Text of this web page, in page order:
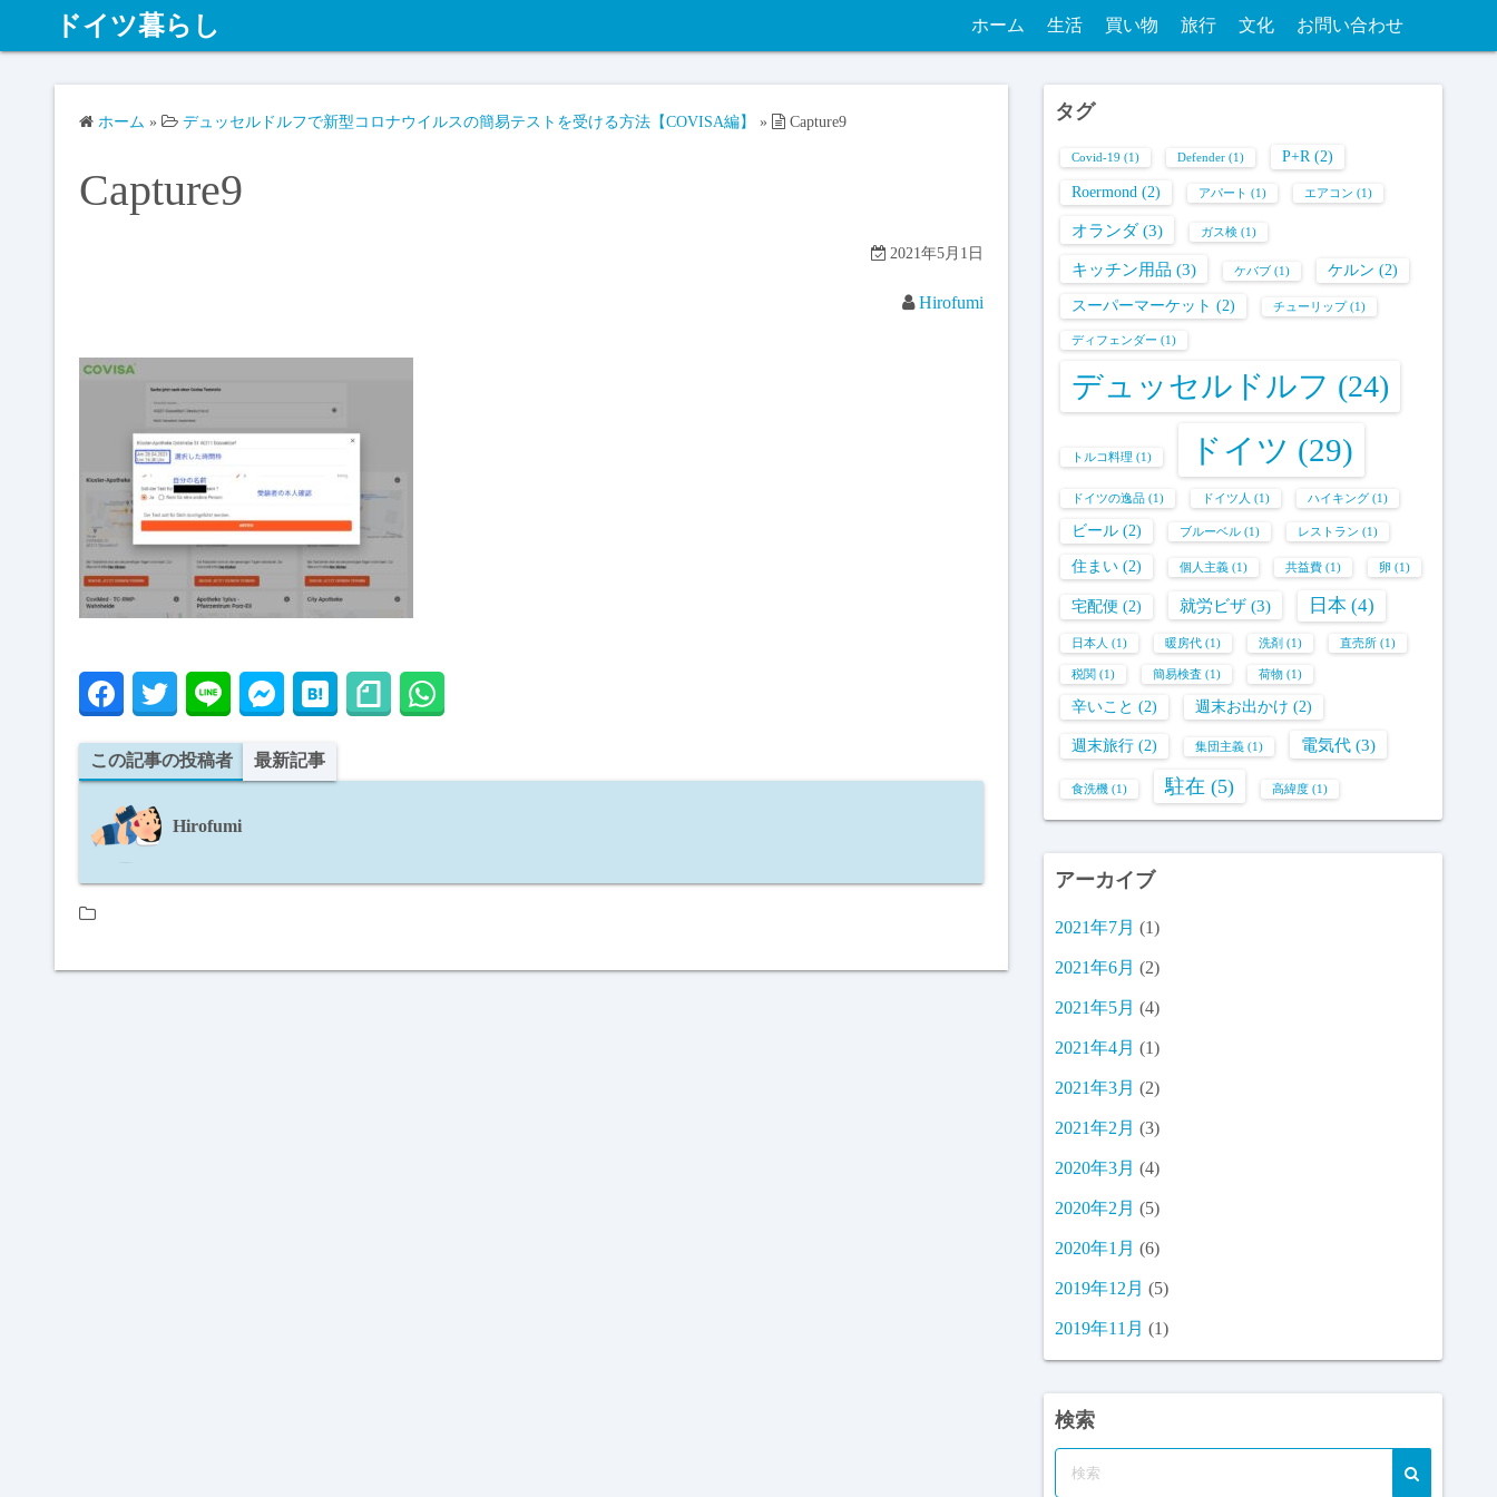
ドイツ暮らし ホーム 生活 買い物 旅行 文化 お問い合わせ
ホーム » デュッセルドルフで新型コロナウイルスの簡易テストを受ける方法【COVISA編】 » Capture9
Capture9
2021年5月1日
Hirofumi
この記事の投稿者 最新記事
Hirofumi
タグ
Covid-19 (1) Defender (1) P+R(2)
Roermond (2) アパート (1) エアコン (1)
オランダ(3) ガス検 (1)
キッチン用品 (3) ケバブ (1) ケルン (2)
スーパーマーケット (2) チューリップ(1)
ディフェンダー (1)
デュッセルドルフ (24)
トルコ料理 (1) ドイツ (29)
ドイツの逸品 (1) ドイツ人 (1) ハイキング (1)
ビール (2) ブルーベル (1) レストラン (1)
住まい (2) 個人主義 (1) 共益費 (1) 卵 (1)
宅配便 (2) 就労ビザ (3) 日本 (4)
日本人 (1) 暖房代 (1) 洗剤 (1) 直売所 (1)
税関 (1) 簡易検査 (1) 荷物 (1)
辛いこと (2) 週末お出かけ (2)
週末旅行 (2) 集団主義 (1) 電気代 (3)
食洗機 (1) 駐在 (5) 高緯度 (1)
アーカイブ
2021年7月 (1)
2021年6月 (2)
2021年5月 (4)
2021年4月 (1)
2021年3月 (2)
2021年2月 (3)
2020年3月 (4)
2020年2月 (5)
2020年1月 (6)
2019年12月 (5)
2019年11月 (1)
検索